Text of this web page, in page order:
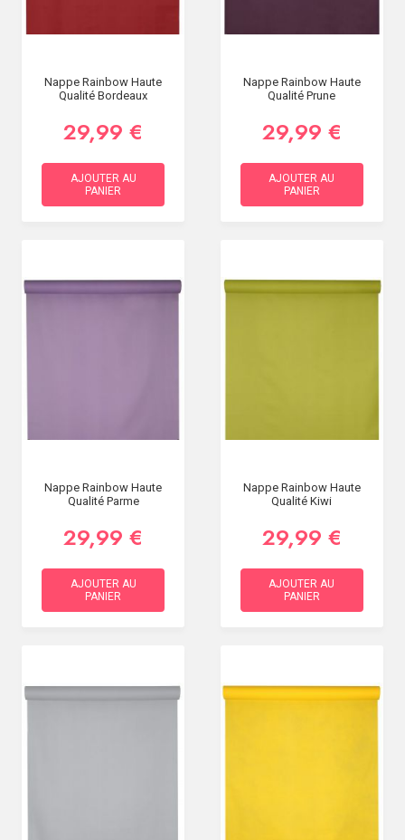
Nappe Rainbow Haute
Qualité Bordeaux
29,99 €
AJOUTER AU
PANIER
Nappe Rainbow Haute
Qualité Prune
29,99 €
AJOUTER AU
PANIER
Nappe Rainbow Haute
Qualité Parme
29,99 €
AJOUTER AU
PANIER
Nappe Rainbow Haute
Qualité Kiwi
29,99 €
AJOUTER AU
PANIER